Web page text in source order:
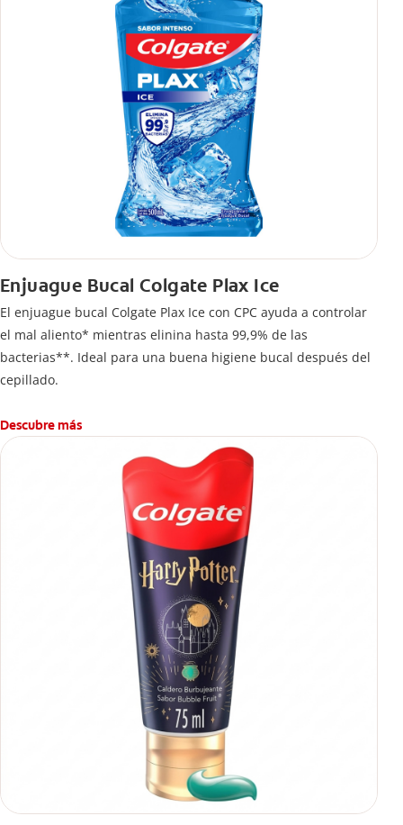
Enjuague Bucal Colgate Plax Ice
El enjuague bucal Colgate Plax Ice con CPC ayuda a controlar
el mal aliento* mientras elinina hasta 99,9% de las
bacterias**. Ideal para una buena higiene bucal después del
cepillado.
Descubre más